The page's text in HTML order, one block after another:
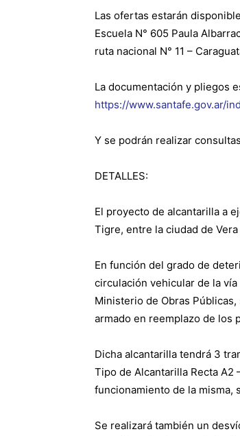
Las ofertas estarán
Escuela N° 605 Paula
ruta nacional N° 11 –
La documentación y pliegos
https://www.santafe.gov.ar/
Y se podrán realizar
DETALLES:
El proyecto de alcantarilla a
Tigre, entre la ciudad de Vera
En función del grado de
circulación vehicular de la
Ministerio de Obras
armado en reemplazo de los
Dicha alcantarilla tendrá 3
Tipo de Alcantarilla Recta A2
funcionamiento de la misma,
Se realizará también un